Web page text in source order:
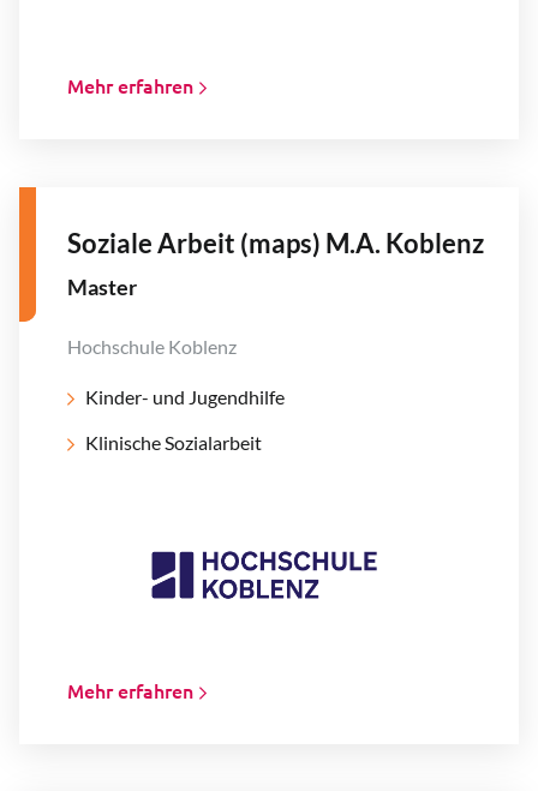
Mehr erfahren
Soziale Arbeit (maps) M.A. Koblenz
Master
Hochschule Koblenz
Kinder- und Jugendhilfe
Klinische Sozialarbeit
Mehr erfahren